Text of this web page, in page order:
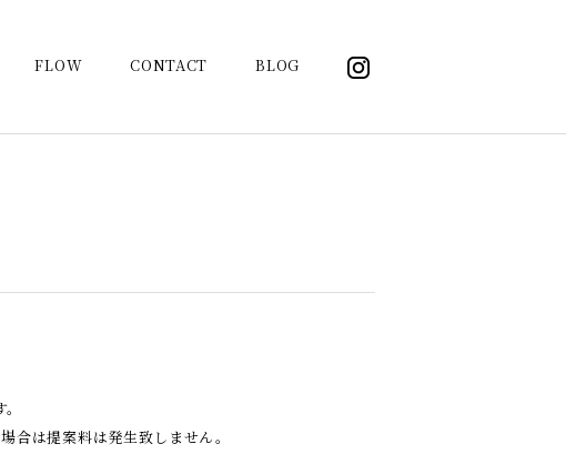
FLOW CONTACT BLOG
合は提案料は発生致しません。